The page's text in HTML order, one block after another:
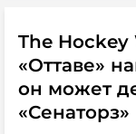
The Hockey
«Оттаве»
он может
«Сенаторз»